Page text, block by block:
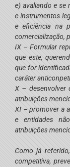
e) avaliando e se
e instrumentos
e eficiência na
comercialização,
IX – Formular
que este,
que for
caráter
X – desenvolver
atribuições
XI – promover a
e entidades
atribuições
Como já
competitiva,